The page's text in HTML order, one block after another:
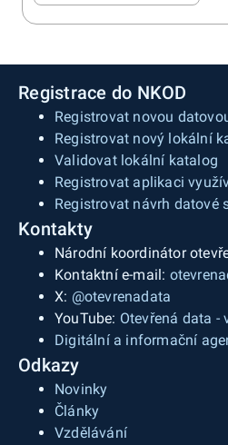
Registrace do NKOD
Registrovat novou
Registrovat nový lokální
Validovat lokální katalog
Registrovat aplikaci
Registrovat návrh datové
Kontakty
Národní koordinátor
Kontaktní e-mail:
X: @otevrenadata
YouTube: Otevřená data -
Digitální a informační
Odkazy
Novinky
Články
Vzdělávání